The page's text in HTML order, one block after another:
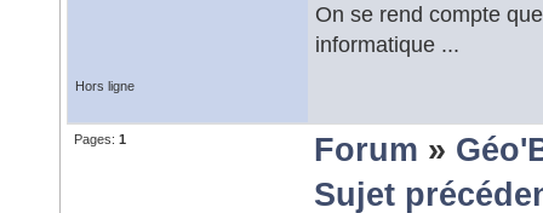
On se rend compte
informatique ...
Hors ligne
Pages: 1 Forum »
Sujet